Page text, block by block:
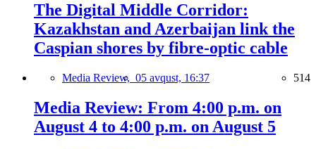
The Digital Middle Corridor:
Kazakhstan and Azerbaijan link the
Caspian shores by fibre-optic cable
Media Review, 05 avqust, 16:37 514
Media Review: From 4:00 p.m. on
August 4 to 4:00 p.m. on August 5